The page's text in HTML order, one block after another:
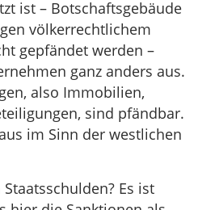
ist – Botschaftsgebäude
völkerrechtlichem
gepfändet werden –
ganz anders aus.
also Immobilien,
sind pfändbar.
im Sinn der westlichen
Es ist